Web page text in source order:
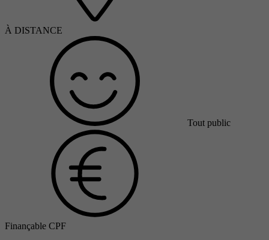
À DISTANCE
Tout public
Finançable CPF